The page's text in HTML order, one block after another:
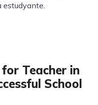
estudyante.
Teacher in
School